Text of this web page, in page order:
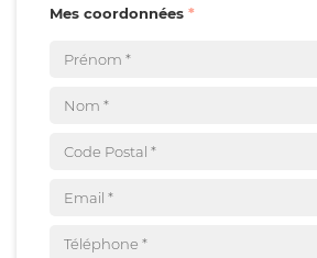
Mes coordonnées